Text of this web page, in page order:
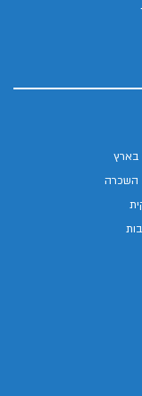
בארץ
השכרה